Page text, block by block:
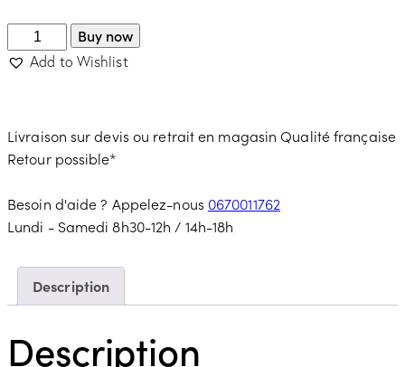
Buy now
Add to Wishlist
Livraison sur devis ou retrait en magasin Qualité française
Retour possible*
Besoin d'aide ? Appelez-nous 0670011762
Lundi - Samedi 8h30-12h / 14h-18h
Description
Description